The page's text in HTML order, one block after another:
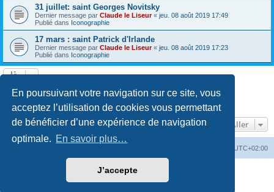
En poursuivant votre navigation sur ce site, vous
acceptez l’utilisation de cookies vous permettant
de bénéficier d’une expérience de navigation
optimale. En savoir plus…
J’accepte
31 juillet: saint Georges Novitsky
Dernier message par Claude le Liseur« jeu. 08 août 2019 17:49
Publié dans Iconographie
17 mars : saint Patrick d'Irlande
Dernier message par Claude le Liseur« jeu. 08 août 2019 17:23
Publié dans Iconographie
Page1sur20
3
Aller
UTC+02:00
phpBB® Forum Software © phpBB Limited
©